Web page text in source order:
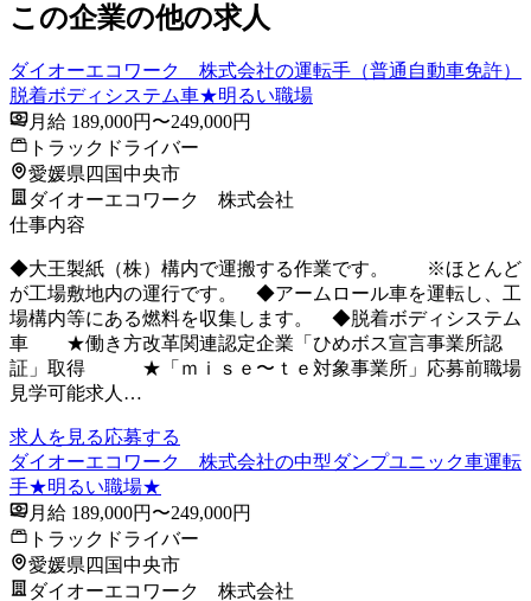
この企業の他の求人
ダイオーエコワーク 株式会社の運転手（普通自動車免許）
脱着ボディシステム車★明るい職場
月給 189,000円〜249,000円
トラックドライバー
愛媛県四国中央市
ダイオーエコワーク 株式会社
仕事内容
◆大王製紙（株）構内で運搬する作業です。 ※ほとんど
が工場敷地内の運行です。 ◆アームロール車を運転し、工
場構内等にある燃料を収集します。 ◆脱着ボディシステム
車 ★働き方改革関連認定企業「ひめボス宣言事業所認
証」取得 ★「ｍｉｓｅ〜ｔｅ対象事業所」応募前職場
見学可能求人…
求人を見る応募する
ダイオーエコワーク 株式会社の中型ダンプユニック車運転
手★明るい職場★
月給 189,000円〜249,000円
トラックドライバー
愛媛県四国中央市
ダイオーエコワーク 株式会社